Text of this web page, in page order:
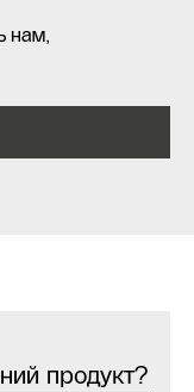
нам,
продукт?